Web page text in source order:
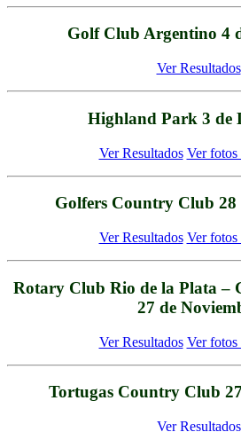
Golf Club Argentino 4
Ver Resultados
Highland Park 3 de
Ver Resultados Ver fotos
Golfers Country Club 28
Ver Resultados Ver fotos
Rotary Club Rio de la Plata –
27 de
Ver Resultados Ver fotos
Tortugas Country Club
Ver Resultados